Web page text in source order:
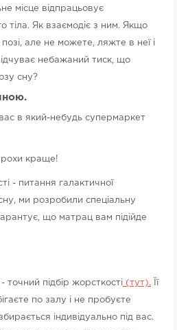
місце відпрацьовує
тіла. Як взаємодіє з ним. Якщо
але не можете, ляжте в неї і
небажаний тиск, що
сну?
в який-небудь супермаркет
краще!
- питання галактичної
ми розробили спеціальну
що матрац вам підійде
підбір жорсткості (тут).
по залу і не пробуєте
індивідуально під вас.